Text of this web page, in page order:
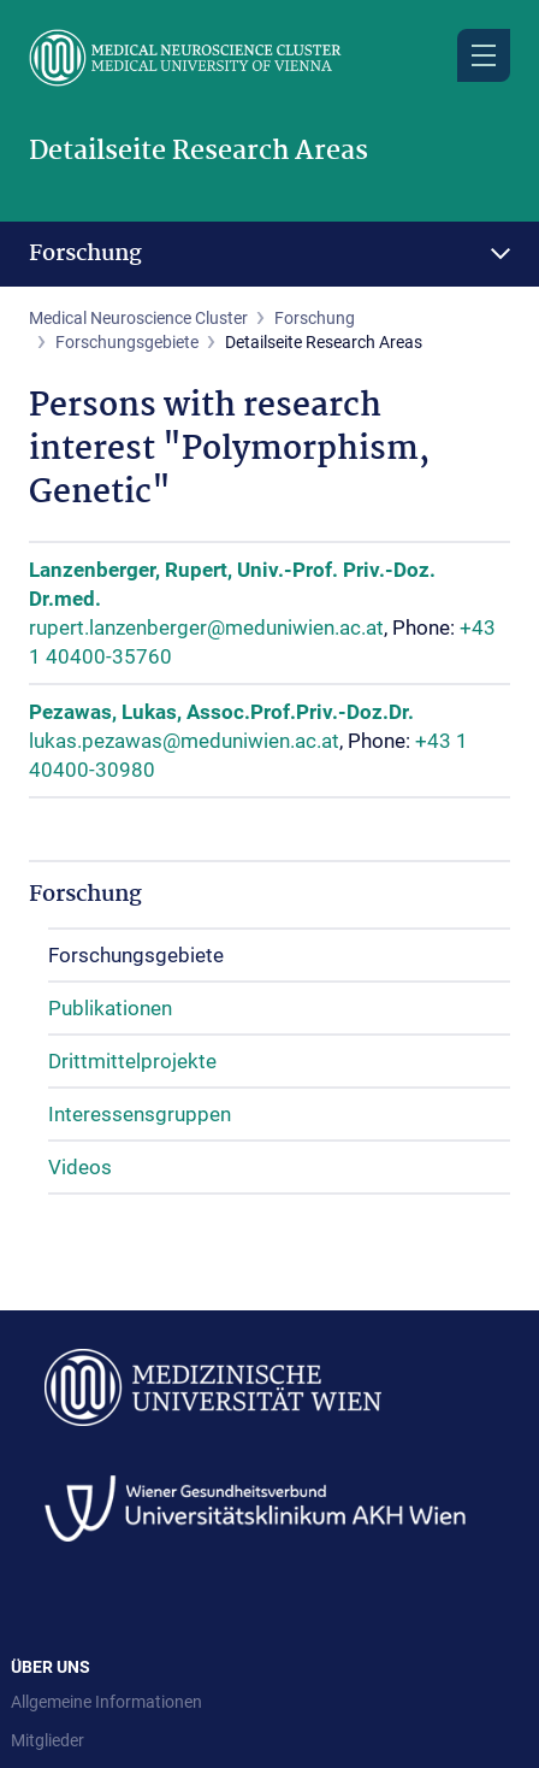
main
Detailseite Research Areas
Forschung
Medical Neuroscience Cluster
Forschung
Forschungsgebiete
Detailseite Research Areas
Persons with research
interest "Polymorphism,
Genetic"
Lanzenberger, Rupert, Univ.-Prof. Priv.-Doz.
Dr.med.
rupert.lanzenberger@meduniwien.ac.at, Phone: +43
1 40400-35760
Pezawas, Lukas, Assoc.Prof.Priv.-Doz.Dr.
lukas.pezawas@meduniwien.ac.at, Phone: +43 1
40400-30980
Forschung
Forschungsgebiete
Publikationen
Drittmittelprojekte
Interessensgruppen
Videos
ÜBER UNS
Allgemeine Informationen
Mitglieder